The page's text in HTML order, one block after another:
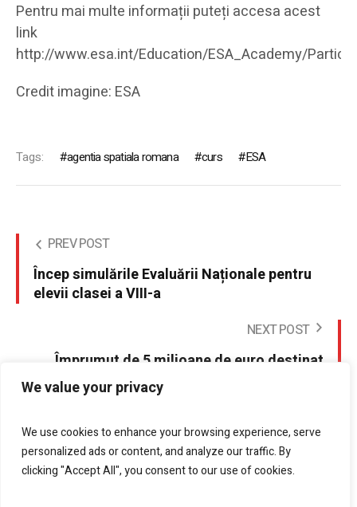
We value your privacy
We use cookies to enhance your browsing experience, serve
personalized ads or content, and analyze our traffic. By
clicking "Accept All", you consent to our use of cookies.
Pentru mai multe informații puteți accesa acest
link
http://www.esa.int/Education/ESA_Academy/
Credit imagine: ESA
Tags: agentia spatiala romana curs ESA
PREV POST
Încep simulările Evaluării Naționale pentru
elevii clasei a VIII-a
NEXT POST
Împrumut de 5 milioane de euro destinat
modernizării și reabilitării străzilor din